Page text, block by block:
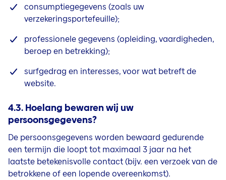
consumptiegegevens (zoals uw
verzekeringsportefeuille);
professionele gegevens (opleiding, vaardigheden,
beroep en betrekking);
surfgedrag en interesses, voor wat betreft de
website.
4.3. Hoelang bewaren wij uw
persoonsgegevens?
De persoonsgegevens worden bewaard gedurende
een termijn die loopt tot maximaal 3 jaar na het
laatste betekenisvolle contact (bijv. een verzoek van de
betrokkene of een lopende overeenkomst).